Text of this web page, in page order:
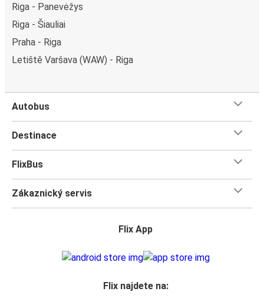
Riga - Panevėžys
Riga - Šiauliai
Praha - Riga
Letiště Varšava (WAW) - Riga
Autobus
Destinace
FlixBus
Zákaznický servis
Flix App
Flix najdete na: